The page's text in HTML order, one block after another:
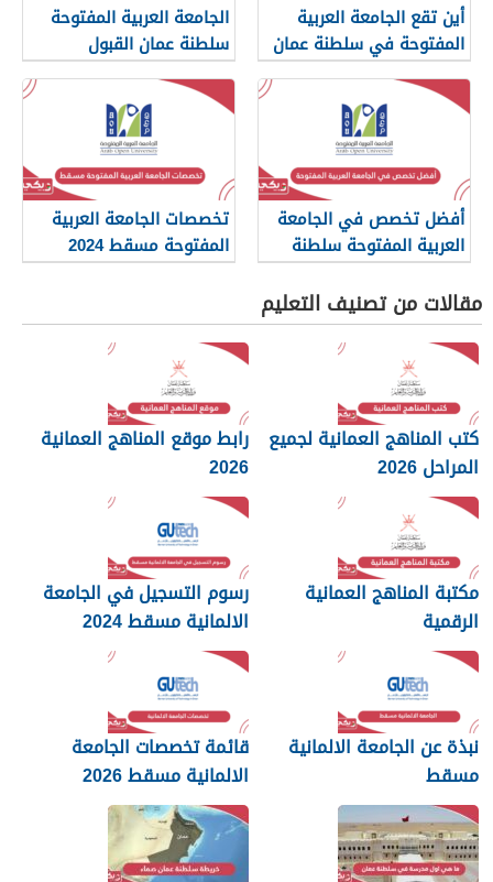
أين تقع الجامعة العربية
المفتوحة في سلطنة عمان
الجامعة العربية المفتوحة
سلطنة عمان القبول
والتسجيل
أفضل تخصص في الجامعة
العربية المفتوحة سلطنة
عمان
تخصصات الجامعة العربية
المفتوحة مسقط 2024
مقالات من تصنيف التعليم
كتب المناهج العمانية لجميع
المراحل 2026
رابط موقع المناهج العمانية
2026
مكتبة المناهج العمانية
الرقمية
رسوم التسجيل في الجامعة
الالمانية مسقط 2024
نبذة عن الجامعة الالمانية
مسقط
قائمة تخصصات الجامعة
الالمانية مسقط 2026